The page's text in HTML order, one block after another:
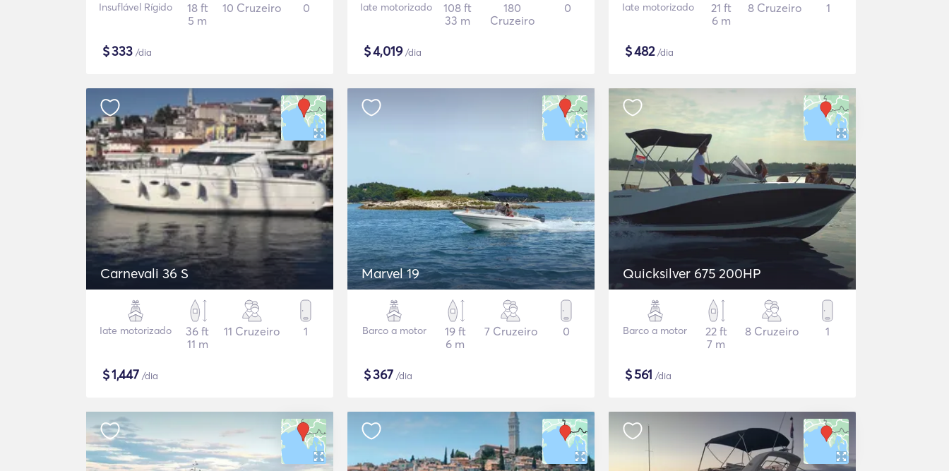
Insuflável Rígido
18 ft
5 m
10 Cruzeiro 0
$333 /dia
Iate motorizado
108 ft
33 m
180
Cruzeiro
0
$4,019/dia
Iate motorizado
21 ft
6 m
8 Cruzeiro 1
$482/dia
Carnevali 36 S
Iate motorizado
36 ft
11 m
11 Cruzeiro 1
$1,447 /dia
Marvel 19
Barco a motor
19 ft
6 m
7 Cruzeiro 0
$367 /dia
Quicksilver 675 200HP
Barco a motor
22 ft
7 m
8 Cruzeiro 1
$561 /dia